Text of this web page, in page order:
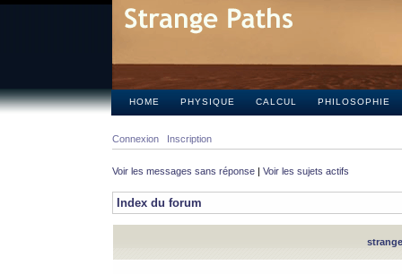
HOME PHYSIQUE CALCUL PHILOSOPHIE
Connexion Inscription
Voir les messages sans réponse | Voir les sujets actifs
Index du forum